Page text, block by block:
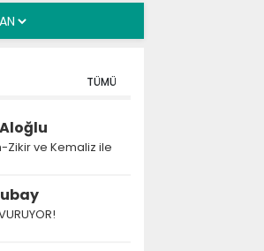
TÜMÜ
Zikir ve Kemaliz ile